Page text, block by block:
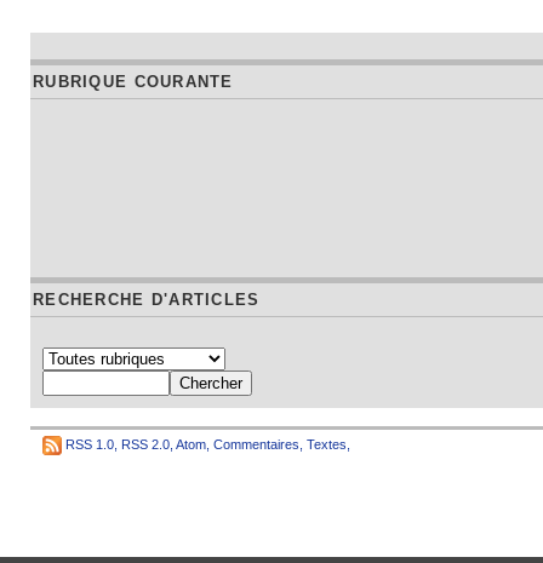
RUBRIQUE COURANTE
RECHERCHE D'ARTICLES
RSS 1.0 RSS 2.0 Atom Commentaires Textes